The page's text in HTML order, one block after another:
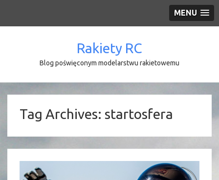
MENU
Rakiety RC
Blog poświęconym modelarstwu rakietowemu
Tag Archives: startosfera